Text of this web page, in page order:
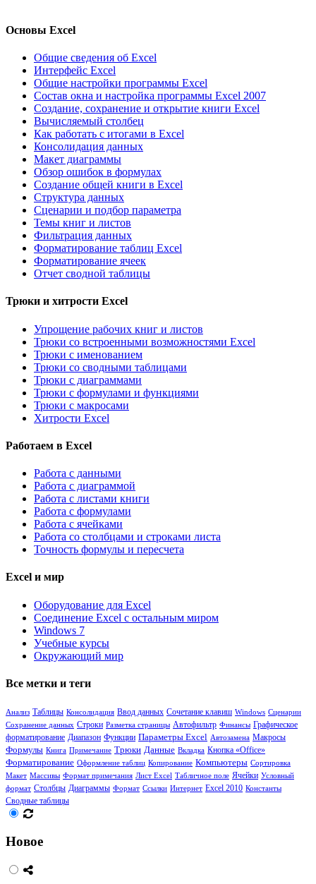
Основы Excel
Общие сведения об Excel
Интерфейс Excel
Общие настройки программы Excel
Состав окна и настройка программы Excel 2007
Создание, сохранение и открытие книги Excel
Вычисляемый столбец
Как работать с итогами в Excel
Консолидация данных
Макет диаграммы
Обзор ошибок в формулах
Создание общей книги в Excel
Структура данных
Сценарии и подбор параметра
Темы книг и листов
Фильтрация данных
Форматирование таблиц Excel
Форматирование ячеек
Отчет сводной таблицы
Трюки и хитрости Excel
Упрощение рабочих книг и листов
Трюки со встроенными возможностями Excel
Трюки с именованием
Трюки со сводными таблицами
Трюки с диаграммами
Трюки с формулами и функциями
Трюки с макросами
Хитрости Excel
Работаем в Excel
Работа с данными
Работа с диаграммой
Работа с листами книги
Работа с формулами
Работа с ячейками
Работа со столбцами и строками листа
Точность формулы и пересчета
Excel и мир
Оборудование для Excel
Соединение Excel с остальным миром
Windows 7
Учебные курсы
Окружающий мир
Все метки и теги
Анализ Таблицы Консолидация Ввод данных Сочетание клавиш Windows Сценарии
Сохранение данных Строки Разметка страницы Автофильтр Финансы Графическое
форматирование Диапазон Функции Параметры Excel Автозамена Макросы
Формулы Книга Примечание Трюки Данные Вкладка Кнопка «Office»
Форматирование Оформление таблиц Копирование Компьютеры Сортировка
Макет Массивы Формат примечания Лист Excel Табличное поле Ячейки Условный
формат Столбцы Диаграммы Формат Ссылки Интернет Excel 2010 Константы
Сводные таблицы
Новое